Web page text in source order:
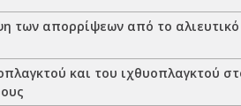
των απορρίψεων από το
και του ιχθυοπλαγκτού